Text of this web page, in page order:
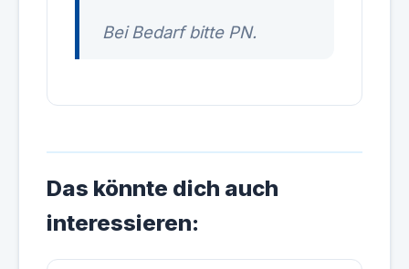
Bei Bedarf bitte PN.
Das könnte dich auch
interessieren: